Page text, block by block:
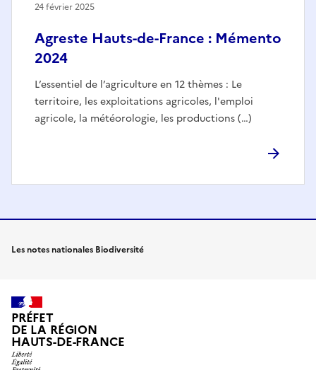
Agreste Hauts-de-France : Mémento
2024
L’essentiel de l’agriculture en 12 thèmes : Le
territoire, les exploitations agricoles, l'emploi
agricole, la météorologie, les productions (…)
24 février 2025
Les notes nationales Biodiversité
PRÉFET
DE LA RÉGION
HAUTS-DE-FRANCE